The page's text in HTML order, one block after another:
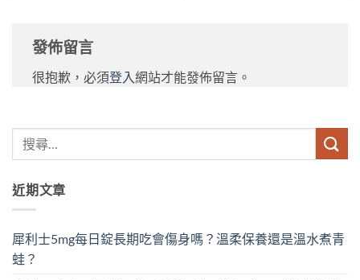
發佈留言
很抱歉，必須登入網站才能發佈留言。
近期文章
犀利士5mg每日錠長期吃會傷身嗎？溫柔保養還是溫水煮青
蛙？